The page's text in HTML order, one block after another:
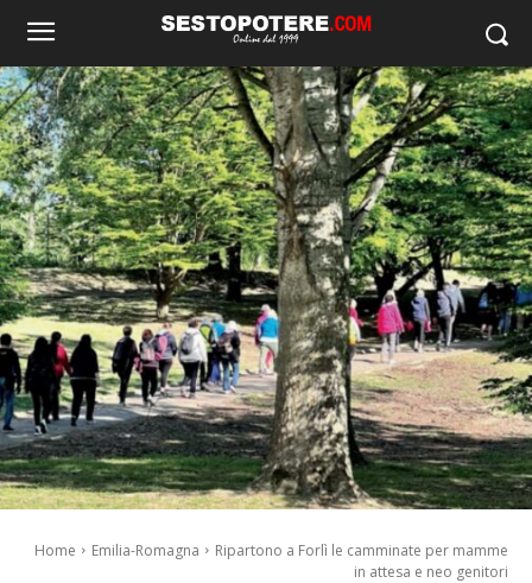
Home Emilia-Romagna
Ripartono a Forlì le camminate per mamme
in attesa e neo genitori